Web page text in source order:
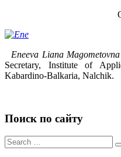
Eneeva Liana Magometovna
Secretary, Institute of
Kabardino-Balkaria, Nalchik.
Поиск по сайту
Sear
for: